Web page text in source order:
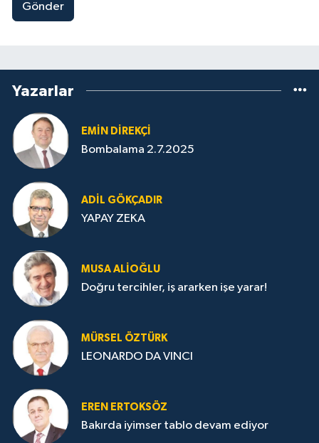
Gönder
Yazarlar
EMIN DIREKÇI
Bombalama 2.7.2025
ADIL GÖKÇADIR
YAPAY ZEKA
MUSA ALIOĞLU
Doğru tercihler, iş ararken işe yarar!
MÜRSEL ÖZTÜRK
LEONARDO DA VINCI
EREN ERTOKSÖZ
Bakırda iyimser tablo devam ediyor